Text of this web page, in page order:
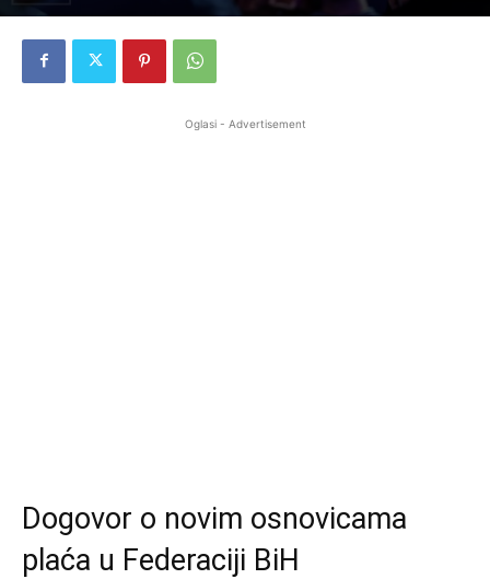
Oglasi - Advertisement
Dogovor o novim osnovicama
plaća u Federaciji BiH